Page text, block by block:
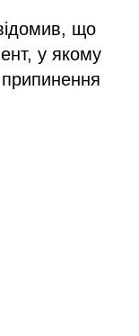
що
у якому
припинення